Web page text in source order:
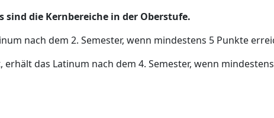
sind die Kernbereiche in der Oberstufe.
nach dem 2. Semester, wenn mindestens 5 Punkte
das Latinum nach dem 4. Semester, wenn